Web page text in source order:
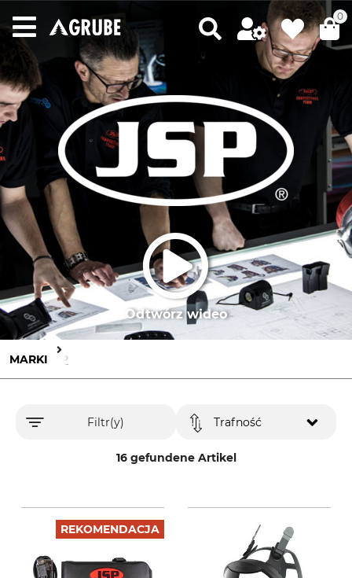
0
Odtwórz wideo
MARKI JSP
Filtr(y)
16 gefundene Artikel
Trafność
REKOMENDACJA